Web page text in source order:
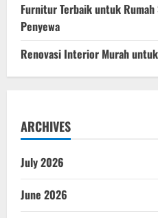
Furnitur Terbaik untuk Rumah
Penyewa
Renovasi Interior Murah
ARCHIVES
July 2026
June 2026